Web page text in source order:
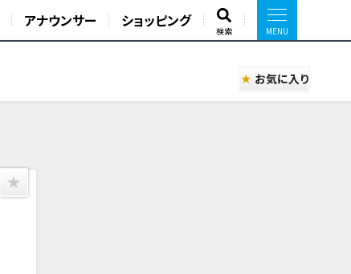
アナウンサー ショッピング
検索
お気に入り